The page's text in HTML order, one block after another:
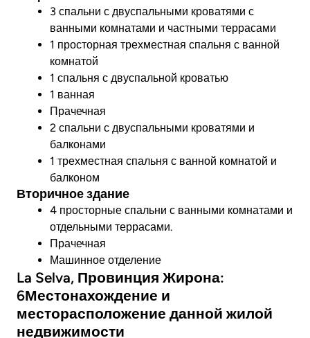
3 спальни с двуспальными кроватями с
ванными комнатами и частными террасами
1 просторная трехместная спальня с ванной
комнатой
1 спальня с двуспальной кроватью
1 ванная
Прачечная
2 спальни с двуспальными кроватями и
балконами
1 трехместная спальня с ванной комнатой и
балконом
Вторичное здание
4 просторные спальни с ванными комнатами и
отдельными террасами.
Прачечная
Машинное отделение
La Selva, Провинция Жирона:
6Местонахождение и
месторасположение данной жилой
недвижимости